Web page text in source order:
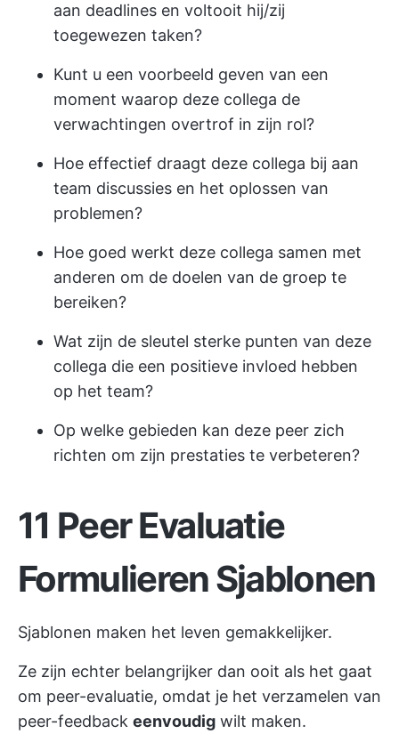
aan deadlines en voltooit hij/zij
toegewezen taken?
Kunt u een voorbeeld geven van een
moment waarop deze collega de
verwachtingen overtrof in zijn rol?
Hoe effectief draagt deze collega bij aan
team discussies en het oplossen van
problemen?
Hoe goed werkt deze collega samen met
anderen om de doelen van de groep te
bereiken?
Wat zijn de sleutel sterke punten van deze
collega die een positieve invloed hebben
op het team?
Op welke gebieden kan deze peer zich
richten om zijn prestaties te verbeteren?
11 Peer Evaluatie
Formulieren Sjablonen
Sjablonen maken het leven gemakkelijker.
Ze zijn echter belangrijker dan ooit als het gaat
om peer-evaluatie, omdat je het verzamelen van
peer-feedback eenvoudig wilt maken.